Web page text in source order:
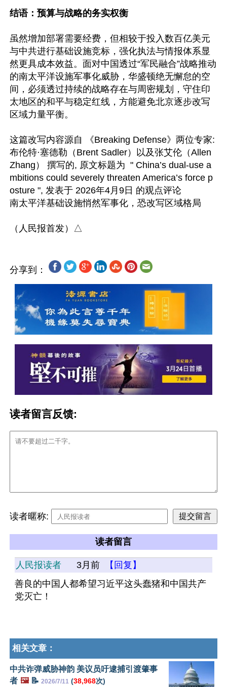
结语：预算与战略的务实权衡
虽然增加部署需要经费，但相较于投入数百亿美元
与中共进行基础设施竞标，强化执法与情报体系显
然更具成本效益。面对中国透过“军民融合”战略推动
的南太平洋设施军事化威胁，华盛顿绝无懈怠的空
间，必须透过持续的战略存在与周密规划，守住印
太地区的和平与稳定红线，方能避免北京逐步改写
区域力量平衡。
这篇改写内容源自 《Breaking Defense》两位专家:
布伦特·塞德勒（Brent Sadler）以及张艾伦（Allen
Zhang） 撰写的, 原文标题为  " China’s dual-use a
mbitions could severely threaten America’s force p
osture ", 发表于 2026年4月9日 的观点评论
南太平洋基础设施悄然军事化，恐改写区域格局
分享到：
读者留言反馈:
读者暱称:
读者留言
人民报读者 3月前
【回复】
善良的中国人都希望习近平这头蠢猪和中国共产
党灭亡！
相关文章：
中共诈弹威胁神韵 美议员吁逮捕引渡肇事
者 🖼️📝 2026/7/11 (38,968次)